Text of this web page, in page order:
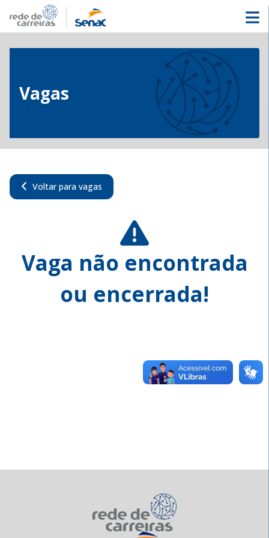
Vagas
Voltar para vagas
Vaga não encontrada
ou encerrada!